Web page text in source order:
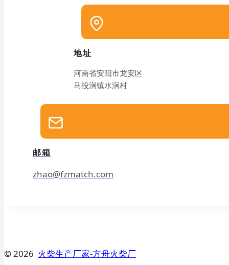
地址
河南省安阳市龙安区
马投涧镇水涧村
邮箱
zhao@fzmatch.com
© 2026 火柴生产厂家-方舟火柴厂